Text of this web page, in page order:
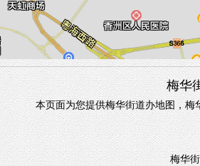
梅华
本页面为您提供梅华街道办地图，梅
梅华